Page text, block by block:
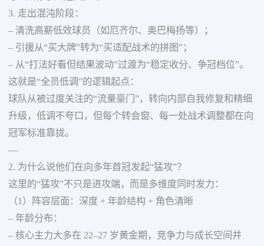
3. 走出混沌阶段：
– 清洗高薪低效球员（如厄齐尔、奥巴梅扬等）；
– 引援从“买大牌”转为“买适配战术的拼图”；
– 从“打法好看但结果波动”过渡为“稳定收分、争冠档位”。
这就是“全员低调”的逻辑起点：
球队从被过度关注的“流量豪门”，转向内部自我修复和精细
升级，低调不夸口，但每个转会窗、每一处战术调整都在向
冠军标准靠拢。
—
2. 为什么说他们在向多年首冠发起“猛攻”？
这里的“猛攻”不只是进攻端，而是多维度同时发力：
（1）阵容层面：深度 + 年龄结构 + 角色清晰
– 年龄分布：
– 核心主力大多在 22–27 岁黄金期，竞争力与成长空间并